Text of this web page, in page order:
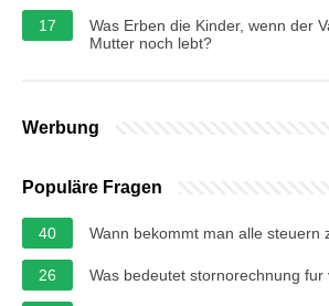
17
Was Erben die Kinder, wenn der
Mutter noch lebt?
Werbung
Populäre Fragen
40 Wann bekommt man alle steuern
26 Was bedeutet stornorechnung fur